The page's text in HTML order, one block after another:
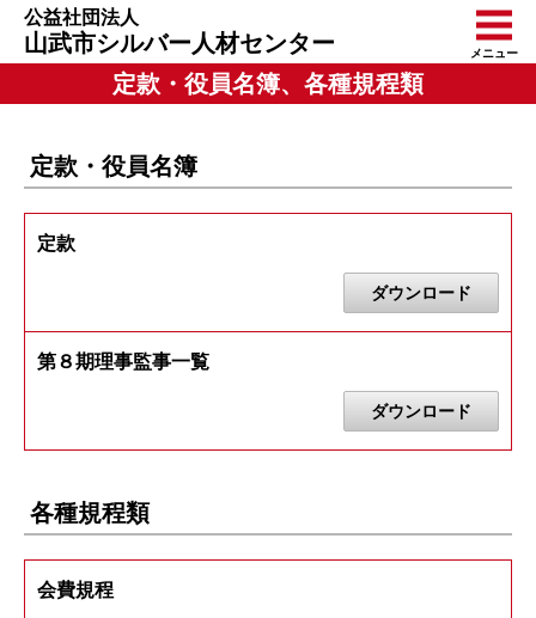
公益社団法人
山武市シルバー人材センター メニュー
定款・役員名簿、各種規程類
定款・役員名簿
定款
ダウンロード
第８期理事監事一覧
ダウンロード
各種規程類
会費規程